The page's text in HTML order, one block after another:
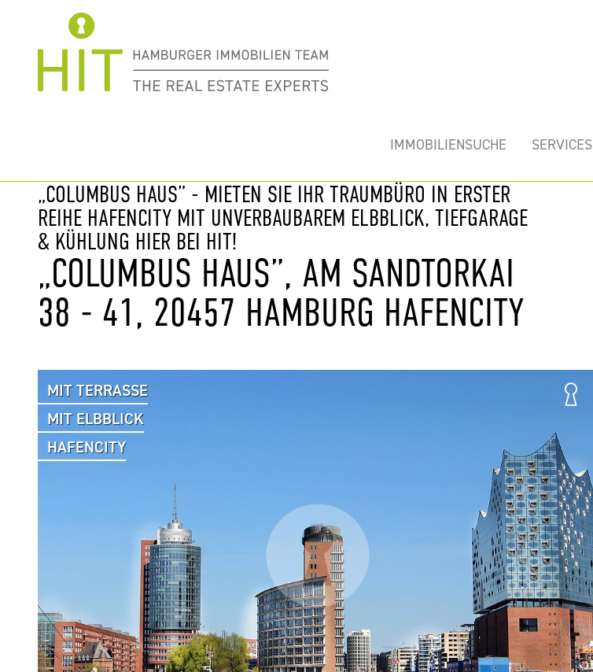
IMMOBILIENSUCHE SERVICES
„COLUMBUS HAUS” - MIETEN SIE IHR TRAUMBÜRO IN ERSTER
REIHE HAFENCITY MIT UNVERBAUBAREM ELBBLICK, TIEFGARAGE
& KÜHLUNG HIER BEI HIT!
„COLUMBUS HAUS”, AM SANDTORKAI
38 - 41, 20457 HAMBURG HAFENCITY
MIT TERRASSE
MIT ELBBLICK
HAFENCITY